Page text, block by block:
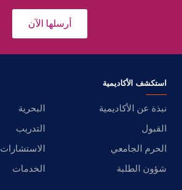
أرسلها الآن
استكشف الأكاديمية
نبذة عن الأكاديمية
البحرية
القبول
التدريب
الحرم الجامعي
الاستشارات
شؤون الطلبة
الخدمات